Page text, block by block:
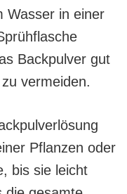
Wasser in einer
Backpulver gut
vermeiden.
Pflanzen oder
bis sie leicht